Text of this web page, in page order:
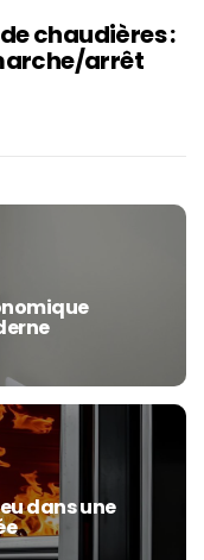
chaudières :
arrêt
dans une